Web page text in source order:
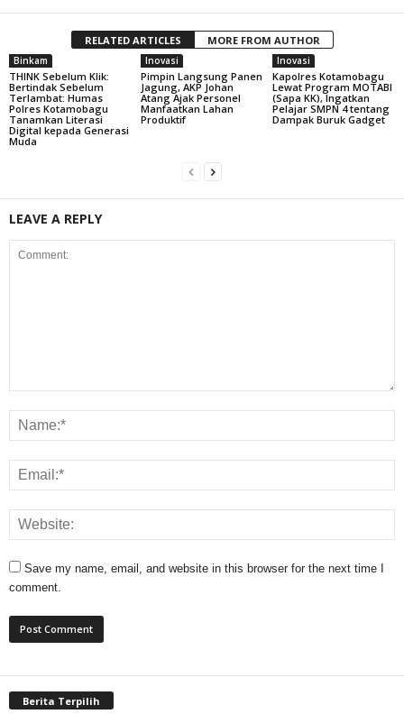
RELATED ARTICLES MORE FROM AUTHOR
Binkam
THINK Sebelum Klik:
Bertindak Sebelum
Terlambat: Humas
Polres Kotamobagu
Tanamkan Literasi
Digital kepada Generasi
Muda
Inovasi
Pimpin Langsung Panen
Jagung, AKP Johan
Atang Ajak Personel
Manfaatkan Lahan
Produktif
Inovasi
Kapolres Kotamobagu
Lewat Program MOTABI
(Sapa KK), Ingatkan
Pelajar SMPN 4 tentang
Dampak Buruk Gadget
LEAVE A REPLY
Save my name, email, and website in this browser for the next time I
comment.
Berita Terpilih